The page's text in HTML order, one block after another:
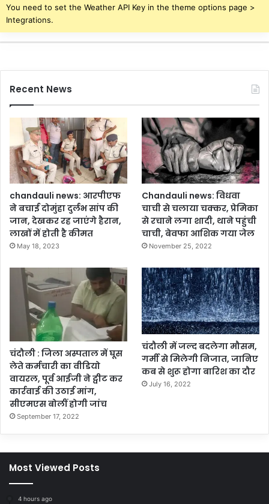
You need to set the Weather API Key in the theme options page >
Integrations.
Recent News
chandauli news: आरपीएफ
ने बचाई दोमुंहा दुर्लभ सांप की
जान, देखकर रह जाएंगे हैरान,
लाखों में होती है कीमत
May 18, 2023
Chandauli news: विधवा
चाची से चलाया चक्कर, प्रेमिका
से रचाने लगा शादी, थाने पहुंची
चाची, बेवफा आशिक गया जेल
November 25, 2022
चंदौली : जिला अस्पताल में घूस
लेते कर्मचारी का वीडियो
वायरल, पूर्व आईजी ने ट्वीट कर
कार्रवाई की उठाई मांग,
सीएमएस बोलीं होगी जांच
September 17, 2022
चंदौली में जल्द बदलेगा मौसम,
गर्मी से मिलेगी निजात, जानिए
कब से शुरू होगा बारिश का दौर
July 16, 2022
Most Viewed Posts
4 hours ago